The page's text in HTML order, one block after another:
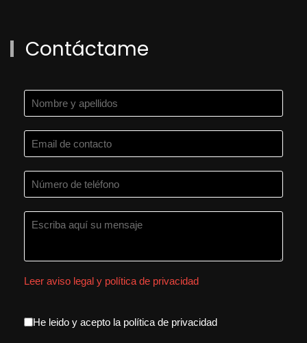
Contáctame
Leer aviso legal y política de privacidad
aceptacion política de
He leido y acepto la política de privacidad